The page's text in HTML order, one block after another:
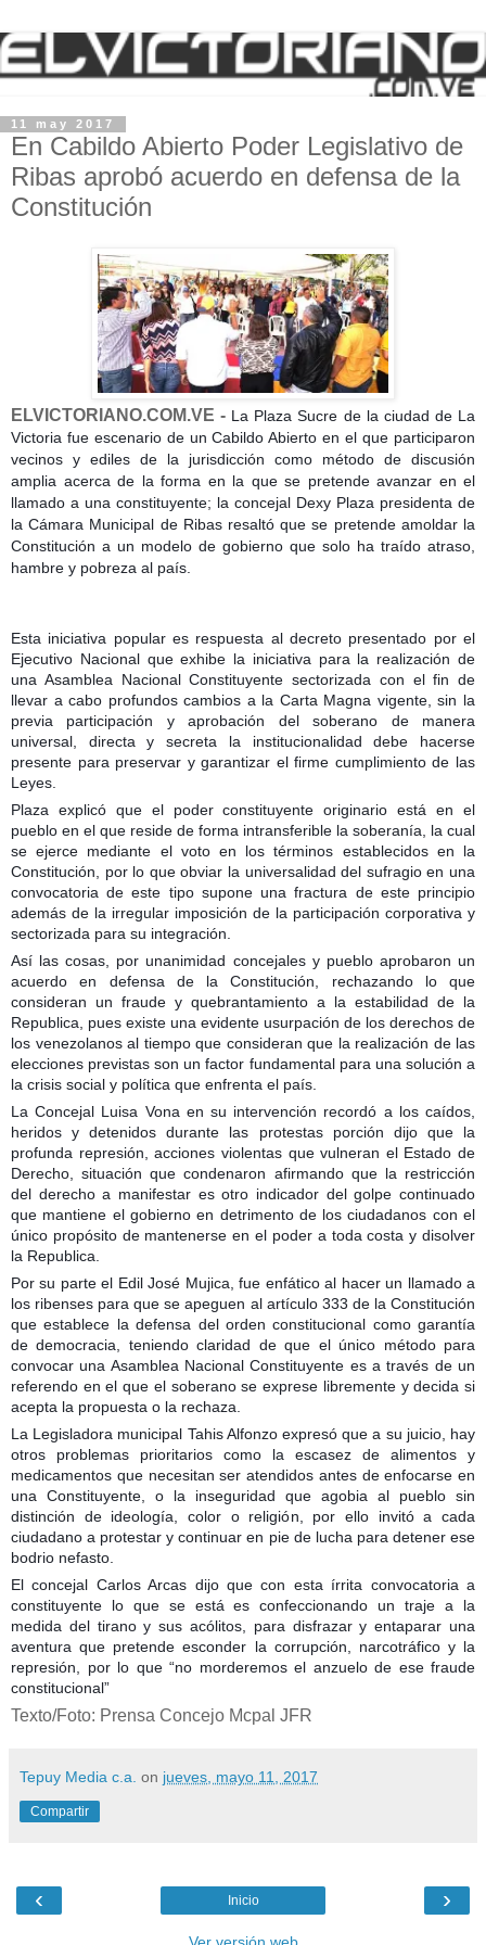
11 may 2017
En Cabildo Abierto Poder Legislativo de
Ribas aprobó acuerdo en defensa de la
Constitución
ELVICTORIANO.COM.VE - La Plaza Sucre de la ciudad de La
Victoria fue escenario de un Cabildo Abierto en el que participaron
vecinos y ediles de la jurisdicción como método de discusión
amplia acerca de la forma en la que se pretende avanzar en el
llamado a una constituyente; la concejal Dexy Plaza presidenta de
la Cámara Municipal de Ribas resaltó que se pretende amoldar la
Constitución a un modelo de gobierno que solo ha traído atraso,
hambre y pobreza al país.
Esta iniciativa popular es respuesta al decreto presentado por el
Ejecutivo Nacional que exhibe la iniciativa para la realización de
una Asamblea Nacional Constituyente sectorizada con el fin de
llevar a cabo profundos cambios a la Carta Magna vigente, sin la
previa participación y aprobación del soberano de manera
universal, directa y secreta la institucionalidad debe hacerse
presente para preservar y garantizar el firme cumplimiento de las
Leyes.
Plaza explicó que el poder constituyente originario está en el
pueblo en el que reside de forma intransferible la soberanía, la cual
se ejerce mediante el voto en los términos establecidos en la
Constitución, por lo que obviar la universalidad del sufragio en una
convocatoria de este tipo supone una fractura de este principio
además de la irregular imposición de la participación corporativa y
sectorizada para su integración.
Así las cosas, por unanimidad concejales y pueblo aprobaron un
acuerdo en defensa de la Constitución, rechazando lo que
consideran un fraude y quebrantamiento a la estabilidad de la
Republica, pues existe una evidente usurpación de los derechos de
los venezolanos al tiempo que consideran que la realización de las
elecciones previstas son un factor fundamental para una solución a
la crisis social y política que enfrenta el país.
La Concejal Luisa Vona en su intervención recordó a los caídos,
heridos y detenidos durante las protestas porción dijo que la
profunda represión, acciones violentas que vulneran el Estado de
Derecho, situación que condenaron afirmando que la restricción
del derecho a manifestar es otro indicador del golpe continuado
que mantiene el gobierno en detrimento de los ciudadanos con el
único propósito de mantenerse en el poder a toda costa y disolver
la Republica.
Por su parte el Edil José Mujica, fue enfático al hacer un llamado a
los ribenses para que se apeguen al artículo 333 de la Constitución
que establece la defensa del orden constitucional como garantía
de democracia, teniendo claridad de que el único método para
convocar una Asamblea Nacional Constituyente es a través de un
referendo en el que el soberano se exprese libremente y decida si
acepta la propuesta o la rechaza.
La Legisladora municipal Tahis Alfonzo expresó que a su juicio, hay
otros problemas prioritarios como la escasez de alimentos y
medicamentos que necesitan ser atendidos antes de enfocarse en
una Constituyente, o la inseguridad que agobia al pueblo sin
distinción de ideología, color o religión, por ello invitó a cada
ciudadano a protestar y continuar en pie de lucha para detener ese
bodrio nefasto.
El concejal Carlos Arcas dijo que con esta írrita convocatoria a
constituyente lo que se está es confeccionando un traje a la
medida del tirano y sus acólitos, para disfrazar y entaparar una
aventura que pretende esconder la corrupción, narcotráfico y la
represión, por lo que “no morderemos el anzuelo de ese fraude
constitucional”
Texto/Foto: Prensa Concejo Mcpal JFR
Tepuy Media c.a. on jueves, mayo 11, 2017
Compartir
‹ ›
Inicio